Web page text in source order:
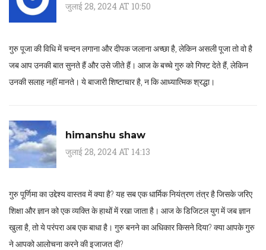
जुलाई 28, 2024 AT 10:50
गुरु पूजा की विधि में चन्दन लगाना और दीपक जलाना अच्छा है, लेकिन असली पूजा तो वो है
जब आप उनकी बात सुनते हैं और उसे जीते हैं। आज के बच्चे गुरु को गिफ्ट देते हैं, लेकिन
उनकी सलाह नहीं मानते। ये बाजारी शिष्टाचार है, न कि आध्यात्मिक श्रद्धा।
himanshu shaw
जुलाई 28, 2024 AT 14:13
गुरु पूर्णिमा का उद्देश्य वास्तव में क्या है? यह सब एक धार्मिक नियंत्रण तंत्र है जिसके जरिए
शिक्षा और ज्ञान को एक व्यक्ति के हाथों में रखा जाता है। आज के डिजिटल युग में जब ज्ञान
खुला है, तो ये परंपरा अब एक बाधा है। गुरु बनने का अधिकार किसने दिया? क्या आपके गुरु
ने आपको आलोचना करने की इजाजत दी?